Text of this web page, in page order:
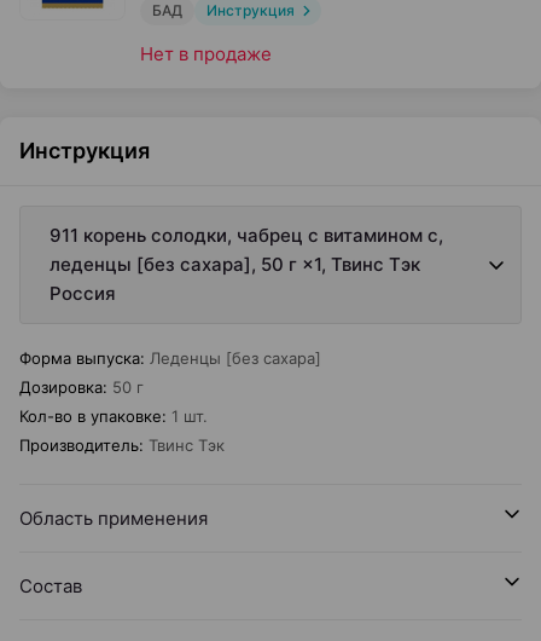
БАД Инструкция
Нет в продаже
Инструкция
911 корень солодки, чабрец с витамином с,
леденцы [без сахара], 50 г ×1, Твинс Тэк
Россия
Форма выпуска: Леденцы [без сахара]
Дозировка: 50 г
Кол-во в упаковке: 1 шт.
Производитель: Твинс Тэк
Область применения
Состав